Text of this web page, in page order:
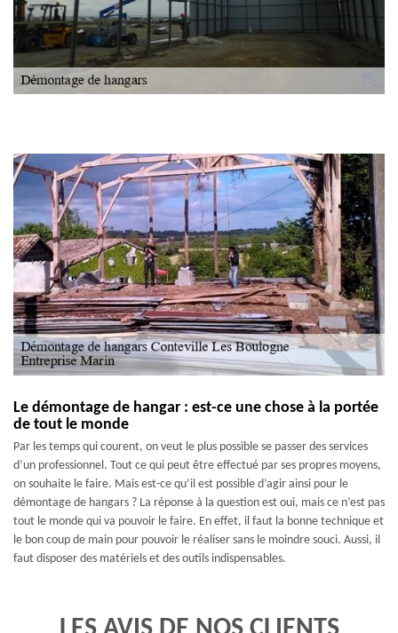
Le démontage de hangar : est-ce une chose à la portée
de tout le monde
Par les temps qui courent, on veut le plus possible se passer des services
d’un professionnel. Tout ce qui peut être effectué par ses propres moyens,
on souhaite le faire. Mais est-ce qu’il est possible d’agir ainsi pour le
démontage de hangars ? La réponse à la question est oui, mais ce n’est pas
tout le monde qui va pouvoir le faire. En effet, il faut la bonne technique et
le bon coup de main pour pouvoir le réaliser sans le moindre souci. Aussi, il
faut disposer des matériels et des outils indispensables.